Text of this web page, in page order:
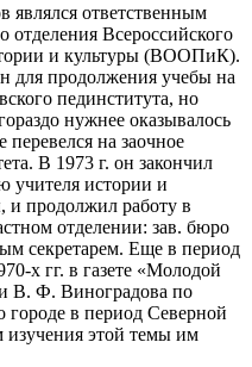
являлся ответственным
отделения Всероссийского
и культуры (ВООПиК).
для продолжения учебы на
пединститута, но
нужнее оказывалось
перевелся на заочное
В 1973 г. он закончил
учителя истории и
и продолжил работу в
отделении: зав. бюро
секретарем. Еще в период
х гг. в газете «Молодой
В. Ф. Виноградова по
городе в период Северной
изучения этой темы им